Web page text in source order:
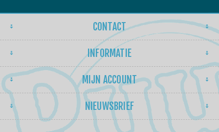
CONTACT
INFORMATIE
MIJN ACCOUNT
NIEUWSBRIEF